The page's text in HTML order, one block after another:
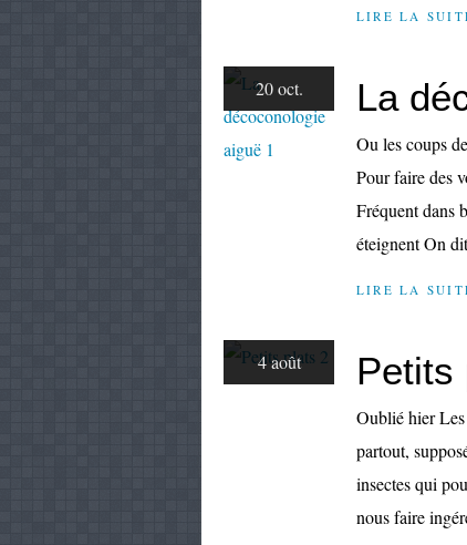
LIRE LA
20 oct. La
Ou les coups
Pour faire des
Fréquent dans
éteignent On
LIRE LA
4 août Petits
Oublié hier
partout,
insectes qui
nous faire